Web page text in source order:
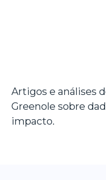
Artigos e análises
Greenole sobre
impacto.